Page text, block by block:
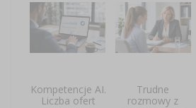
Kompetencje AI.
Liczba ofert
Trudne
rozmowy z